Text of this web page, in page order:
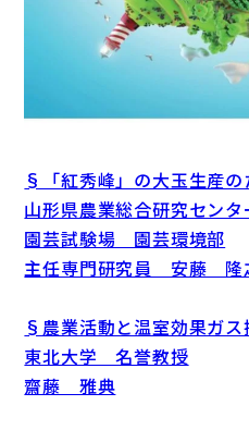
§「紅秀峰」の大玉生産
山形県農業総合研究センタ
園芸試験場 園芸環境部
主任専門研究員 安藤 隆
§農業活動と温室効果ガス
東北大学 名誉教授
齋藤 雅典